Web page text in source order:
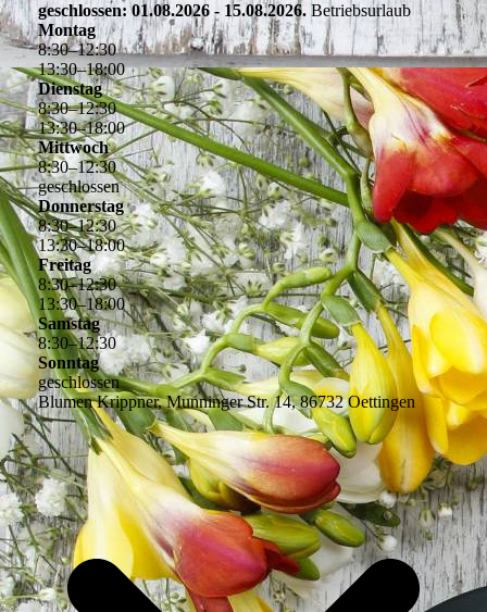
geschlossen: 01.08.2026 - 15.08.2026. Betriebsurlaub
Montag
8:30–12:30
13:30–18:00
Dienstag
8:30–12:30
13:30–18:00
Mittwoch
8:30–12:30
geschlossen
Donnerstag
8:30–12:30
13:30–18:00
Freitag
8:30–12:30
13:30–18:00
Samstag
8:30–12:30
Sonntag
geschlossen
Blumen Krippner, Munninger Str. 14, 86732 Oettingen